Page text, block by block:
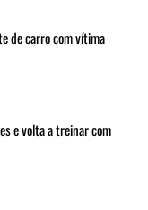
de carro com vítima
e volta a treinar com